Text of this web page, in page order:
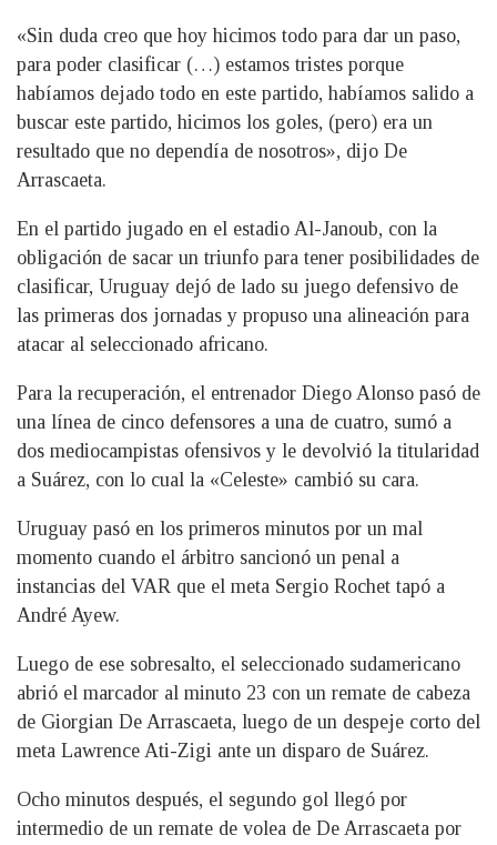
«Sin duda creo que hoy hicimos todo para dar un paso,
para poder clasificar (…) estamos tristes porque
habíamos dejado todo en este partido, habíamos salido a
buscar este partido, hicimos los goles, (pero) era un
resultado que no dependía de nosotros», dijo De
Arrascaeta.
En el partido jugado en el estadio Al-Janoub, con la
obligación de sacar un triunfo para tener posibilidades de
clasificar, Uruguay dejó de lado su juego defensivo de
las primeras dos jornadas y propuso una alineación para
atacar al seleccionado africano.
Para la recuperación, el entrenador Diego Alonso pasó de
una línea de cinco defensores a una de cuatro, sumó a
dos mediocampistas ofensivos y le devolvió la titularidad
a Suárez, con lo cual la «Celeste» cambió su cara.
Uruguay pasó en los primeros minutos por un mal
momento cuando el árbitro sancionó un penal a
instancias del VAR que el meta Sergio Rochet tapó a
André Ayew.
Luego de ese sobresalto, el seleccionado sudamericano
abrió el marcador al minuto 23 con un remate de cabeza
de Giorgian De Arrascaeta, luego de un despeje corto del
meta Lawrence Ati-Zigi ante un disparo de Suárez.
Ocho minutos después, el segundo gol llegó por
intermedio de un remate de volea de De Arrascaeta por